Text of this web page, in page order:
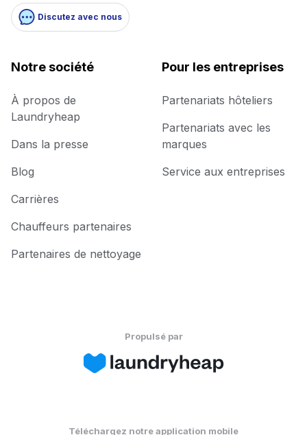
Discutez avec nous
Notre société
À propos de
Laundryheap
Dans la presse
Blog
Carrières
Chauffeurs partenaires
Partenaires de nettoyage
Pour les entreprises
Partenariats hôteliers
Partenariats avec les
marques
Service aux entreprises
Propulsé par
Téléchargez notre application mobile